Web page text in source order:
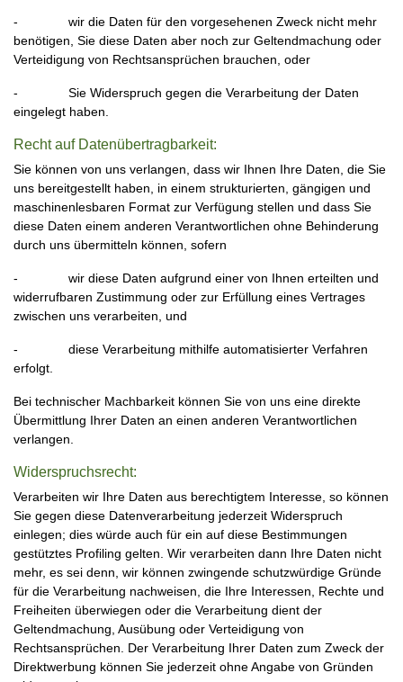
- wir die Daten für den vorgesehenen Zweck nicht mehr
benötigen, Sie diese Daten aber noch zur Geltendmachung oder
Verteidigung von Rechtsansprüchen brauchen, oder
- Sie Widerspruch gegen die Verarbeitung der Daten
eingelegt haben.
Recht auf Datenübertragbarkeit:
Sie können von uns verlangen, dass wir Ihnen Ihre Daten, die Sie
uns bereitgestellt haben, in einem strukturierten, gängigen und
maschinenlesbaren Format zur Verfügung stellen und dass Sie
diese Daten einem anderen Verantwortlichen ohne Behinderung
durch uns übermitteln können, sofern
- wir diese Daten aufgrund einer von Ihnen erteilten und
widerrufbaren Zustimmung oder zur Erfüllung eines Vertrages
zwischen uns verarbeiten, und
- diese Verarbeitung mithilfe automatisierter Verfahren
erfolgt.
Bei technischer Machbarkeit können Sie von uns eine direkte
Übermittlung Ihrer Daten an einen anderen Verantwortlichen
verlangen.
Widerspruchsrecht:
Verarbeiten wir Ihre Daten aus berechtigtem Interesse, so können
Sie gegen diese Datenverarbeitung jederzeit Widerspruch
einlegen; dies würde auch für ein auf diese Bestimmungen
gestütztes Profiling gelten. Wir verarbeiten dann Ihre Daten nicht
mehr, es sei denn, wir können zwingende schutzwürdige Gründe
für die Verarbeitung nachweisen, die Ihre Interessen, Rechte und
Freiheiten überwiegen oder die Verarbeitung dient der
Geltendmachung, Ausübung oder Verteidigung von
Rechtsansprüchen. Der Verarbeitung Ihrer Daten zum Zweck der
Direktwerbung können Sie jederzeit ohne Angabe von Gründen